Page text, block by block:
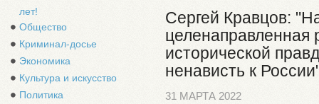
лет!
Общество
Криминал-досье
Экономика
Культура и искусство
Политика
Сергей Кравцов:
целенаправленная
исторической
ненависть к
31 МАРТА 2022